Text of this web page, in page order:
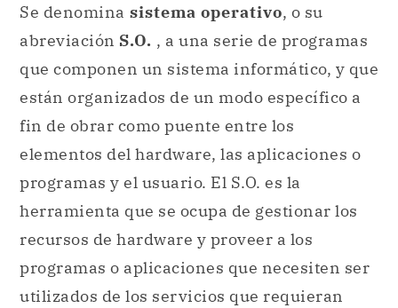
Se denomina sistema operativo, o su
abreviación S.O. , a una serie de programas
que componen un sistema informático, y que
están organizados de un modo específico a
fin de obrar como puente entre los
elementos del hardware, las aplicaciones o
programas y el usuario. El S.O. es la
herramienta que se ocupa de gestionar los
recursos de hardware y proveer a los
programas o aplicaciones que necesiten ser
utilizados de los servicios que requieran